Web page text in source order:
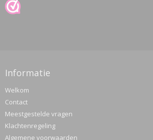
Informatie
Welkom
Contact
Meestgestelde vragen
Klachtenregeling
Algemene voorwaarden